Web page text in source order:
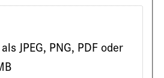
JPEG, PNG, PDF oder